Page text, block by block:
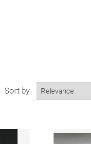
Sort by